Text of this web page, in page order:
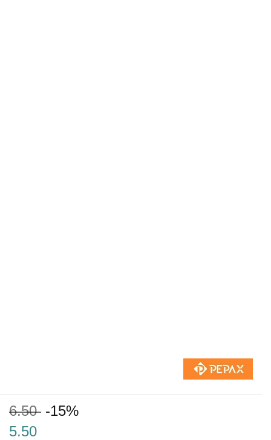
6.50 -15%
5.50